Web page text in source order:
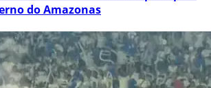
do Amazonas